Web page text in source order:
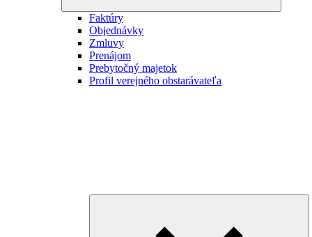
Faktúry
Objednávky
Zmluvy
Prenájom
Prebytočný majetok
Profil verejného obstarávateľa